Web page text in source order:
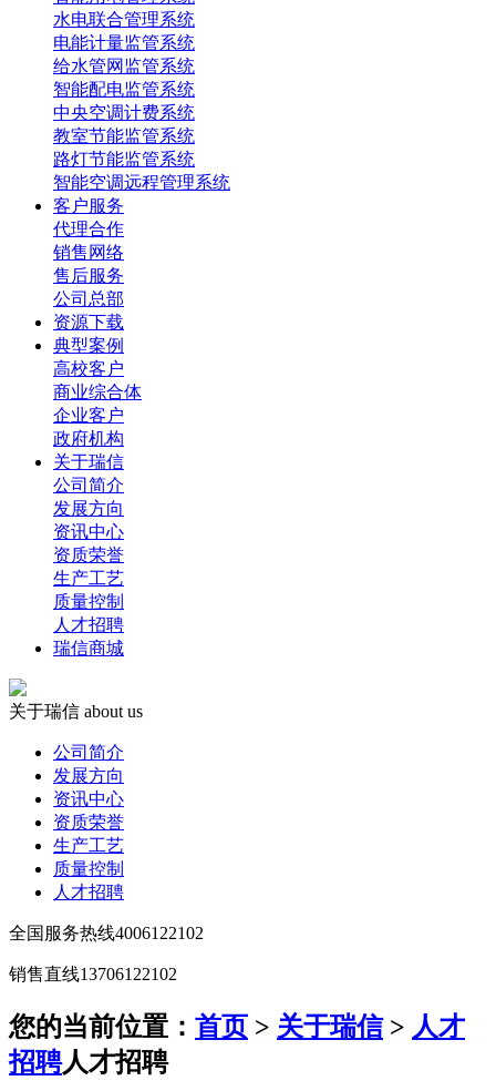
水电联合管理系统
电能计量监管系统
给水管网监管系统
智能配电监管系统
中央空调计费系统
教室节能监管系统
路灯节能监管系统
智能空调远程管理系统
客户服务
代理合作
销售网络
售后服务
公司总部
资源下载
典型案例
高校客户
商业综合体
企业客户
政府机构
关于瑞信
公司简介
发展方向
资讯中心
资质荣誉
生产工艺
质量控制
人才招聘
瑞信商城
关于瑞信 about us
公司简介
发展方向
资讯中心
资质荣誉
生产工艺
质量控制
人才招聘
全国服务热线4006122102
销售直线13706122102
您的当前位置： 首页 > 关于瑞信> 人才
招聘人才招聘